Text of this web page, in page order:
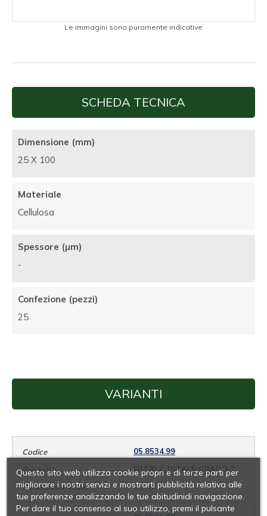
Le immagini sono puramente indicative
SCHEDA TECNICA
Dimensione (mm)
25 X 100
Materiale
Cellulosa
Spessore (µm)
-
Confezione (pezzi)
25
VARIANTI
05.8534.99
FILTRI A DITALE GRADO 7
22 X 80
Questo sito web utilizza cookie propri e di terze parti per
migliorare i nostri servizi e mostrarti pubblicità relativa alle
tue preferenze analizzando le tue abitudinidi navigazione.
Per dare il tuo consenso al suo utilizzo, premi il pulsante